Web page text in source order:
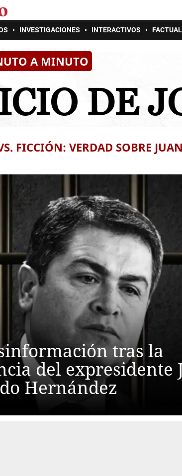
INVESTIGACIONES INTERACTIVOS FACTUAL
A MINUTO
DE
FICCIÓN: VERDAD SOBRE
tras la
del expresidente
Hernández